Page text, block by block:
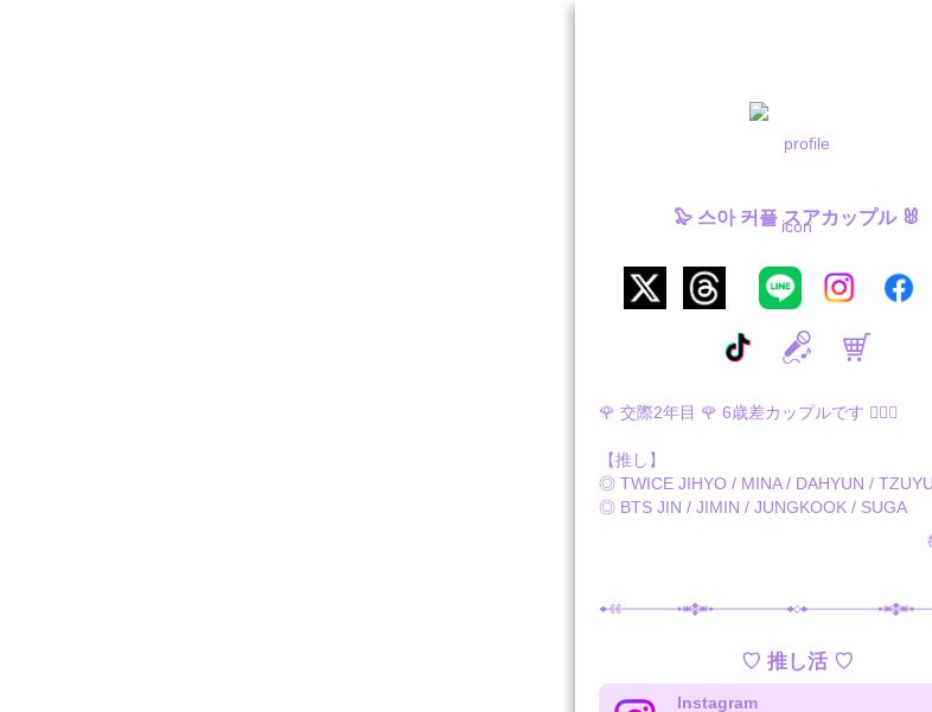
🦭 스아 커플 スアカップル 🐰
🌹 交際2年目 🌹 6歳差カップルです 👩‍❤️‍👨
【推し】
◎ TWICE JIHYO / MINA / DAHYUN / TZUYU
◎ BTS JIN / JIMIN / JUNGKOOK / SUGA
○ 元IZ*ONE YENA
○ ME:I 佐々木心菜 / 高見文寧
○ aespa NINGNING
♡ 推し活 ♡
Instagram